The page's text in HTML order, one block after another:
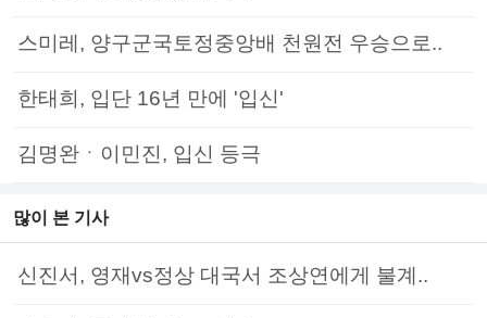
스미레, 양구군국토정중앙배 천원전 우승으로..
한태희, 입단 16년 만에 '입신'
김명완ㆍ이민진, 입신 등극
많이 본 기사
신진서, 영재vs정상 대국서 조상연에게 불계..